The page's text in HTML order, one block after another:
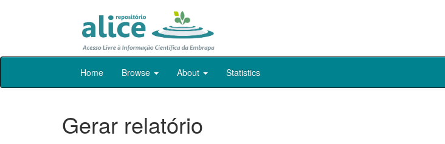
Skip
Home Browse About Statistics
Gerar relatório